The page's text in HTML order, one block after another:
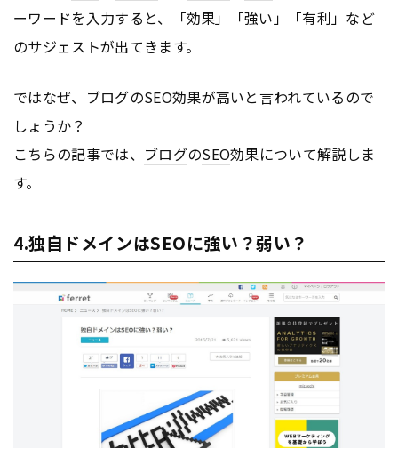
ーワードを入力すると、「効果」「強い」「有利」など
のサジェストが出てきます。
ではなぜ、 ブログのSEO効果が高いと言われているので
しょうか？
こちらの記事では、 ブログのSEO効果について解説しま
す。
4.独自ドメインはSEOに強い？弱い？